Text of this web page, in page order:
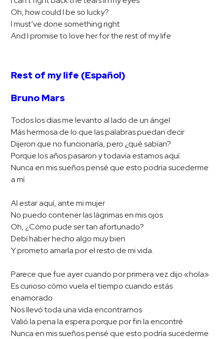
Oh, how could I be so lucky?
I must’ve done something right
And I promise to love her for the rest of my life
Rest of my life (Español)
Bruno Mars
Todos los días me levanto al lado de un ángel
Más hermosa de lo que las palabras puedan decir
Dijeron que no funcionaría, pero ¿qué sabían?
Porque los años pasaron y todavía estamos aquí.
Nunca en mis sueños pensé que esto podría sucederme
a mí
Al estar aquí, ante mi mujer
No puedo contener las lágrimas en mis ojos
Oh, ¿Cómo pude ser tan afortunado?
Debí haber hecho algo muy bien
Y prometo amarla por el resto de mi vida.
Parece que fue ayer cuando por primera vez dijo «hola»
Es curioso cómo vuela el tiempo cuando estás
enamorado
Nos llevó toda una vida encontrarnos
Valió la pena la espera porque por fin la encontré
Nunca en mis sueños pensé que esto podría sucederme